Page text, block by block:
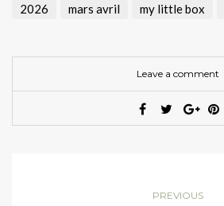
2026 mars avril my little box
Leave a comment
PREVIOUS